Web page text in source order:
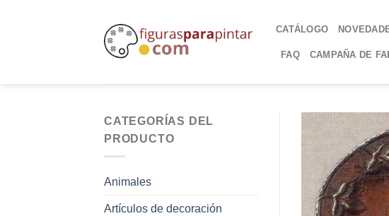
CATÁLOGO
FAQ CAMPAÑA DE
CATEGORÍAS DEL
PRODUCTO
Animales
Artículos de decoración